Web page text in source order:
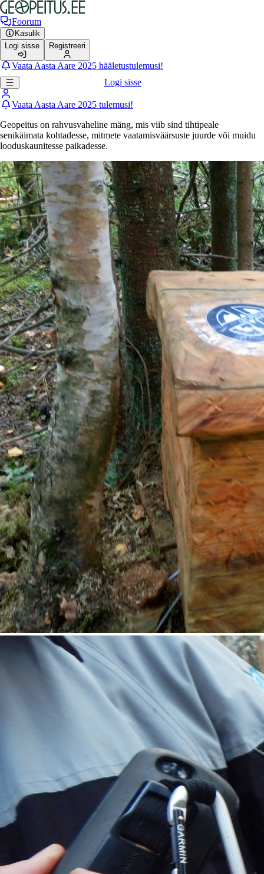
Foorum
Kasulik
Logi sisse
Registreeri
Vaata Aasta Aare 2025 hääletustulemusi!
Logi sisse
Vaata Aasta Aare 2025 tulemusi!
Geopeitus on rahvusvaheline mäng, mis viib sind tihtipeale
senikäimata kohtadesse, mitmete vaatamisväärsuste juurde või muidu
looduskaunitesse paikadesse.